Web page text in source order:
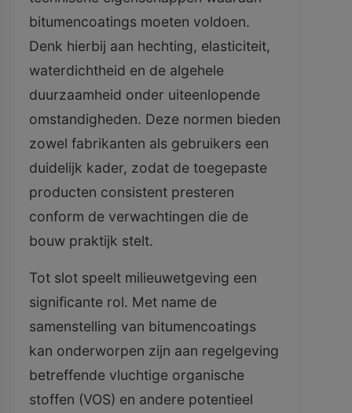
bitumencoatings moeten voldoen.
Denk hierbij aan hechting, elasticiteit,
waterdichtheid en de algehele
duurzaamheid onder uiteenlopende
omstandigheden. Deze normen bieden
zowel fabrikanten als gebruikers een
duidelijk kader, zodat de toegepaste
producten consistent presteren
conform de verwachtingen die de
bouw praktijk stelt.
Tot slot speelt milieuwetgeving een
significante rol. Met name de
samenstelling van bitumencoatings
kan onderworpen zijn aan regelgeving
betreffende vluchtige organische
stoffen (VOS) en andere potentieel